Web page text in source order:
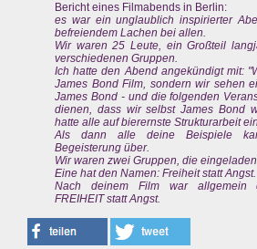
Bericht eines Filmabends in Berlin:
es war ein unglaublich inspirierter
befreiendem Lachen bei allen.
Wir waren 25 Leute, ein Großteil
verschiedenen Gruppen.
Ich hatte den Abend angekündigt mit:
James Bond Film, sondern wir sehen
James Bond - und die folgenden
dienen, dass wir selbst James Bond
hatte alle auf bierernste Strukturarbeit
Als dann alle deine Beispiele
Begeisterung über.
Wir waren zwei Gruppen, die
Eine hat den Namen: Freiheit statt Angst.
Nach deinem Film war allgemein
FREIHEIT statt Angst.